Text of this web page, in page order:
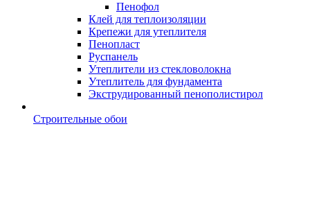
Пенофол
Клей для теплоизоляции
Крепежи для утеплителя
Пенопласт
Руспанель
Утеплители из стекловолокна
Утеплитель для фундамента
Экструдированный пенополистирол
Строительные обои